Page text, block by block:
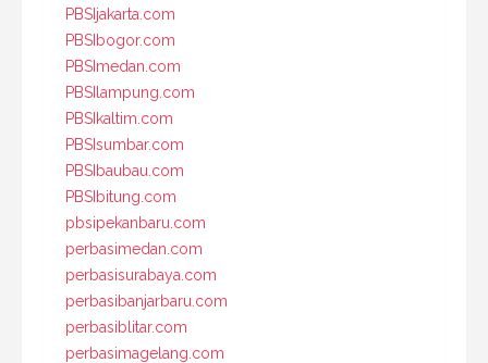
PBSIjakarta.com
PBSIbogor.com
PBSImedan.com
PBSIlampung.com
PBSIkaltim.com
PBSIsumbar.com
PBSIbaubau.com
PBSIbitung.com
pbsipekanbaru.com
perbasimedan.com
perbasisurabaya.com
perbasibanjarbaru.com
perbasiblitar.com
perbasimagelang.com